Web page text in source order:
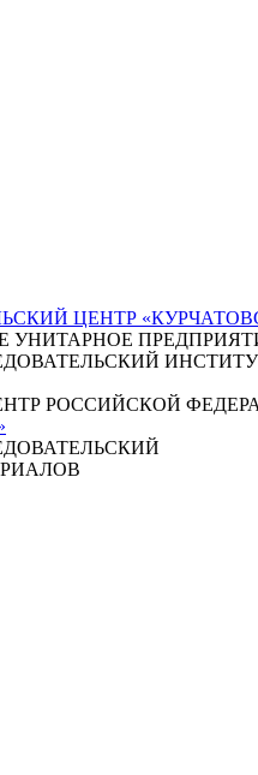
ЦЕНТР
УНИТАРНОЕ
РОССИЙСКОЙ